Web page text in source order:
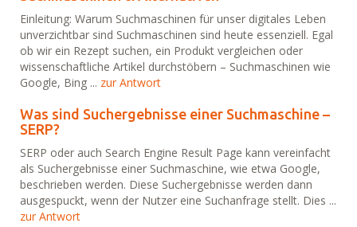
Einleitung: Warum Suchmaschinen für unser digitales Leben
unverzichtbar sind Suchmaschinen sind heute essenziell. Egal
ob wir ein Rezept suchen, ein Produkt vergleichen oder
wissenschaftliche Artikel durchstöbern – Suchmaschinen wie
Google, Bing ... zur Antwort
Was sind Suchergebnisse einer Suchmaschine –
SERP?
SERP oder auch Search Engine Result Page kann vereinfacht
als Suchergebnisse einer Suchmaschine, wie etwa Google,
beschrieben werden. Diese Suchergebnisse werden dann
ausgespuckt, wenn der Nutzer eine Suchanfrage stellt. Dies ...
zur Antwort